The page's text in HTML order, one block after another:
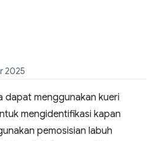
2025
dapat menggunakan kueri
mengidentifikasi kapan
pemosisian labuh